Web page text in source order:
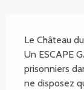
Le Château
Un ESCAPE
prisonniers
ne disposez